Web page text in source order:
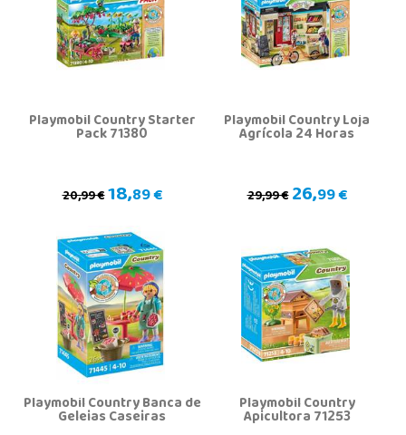
Playmobil Country Starter
Pack 71380
20,99 €18,89 €
Playmobil Country Loja
Agrícola 24 Horas
29,99 €26,99 €
Playmobil Country Banca de
Geleias Caseiras Playmobil Country
Apicultora 71253